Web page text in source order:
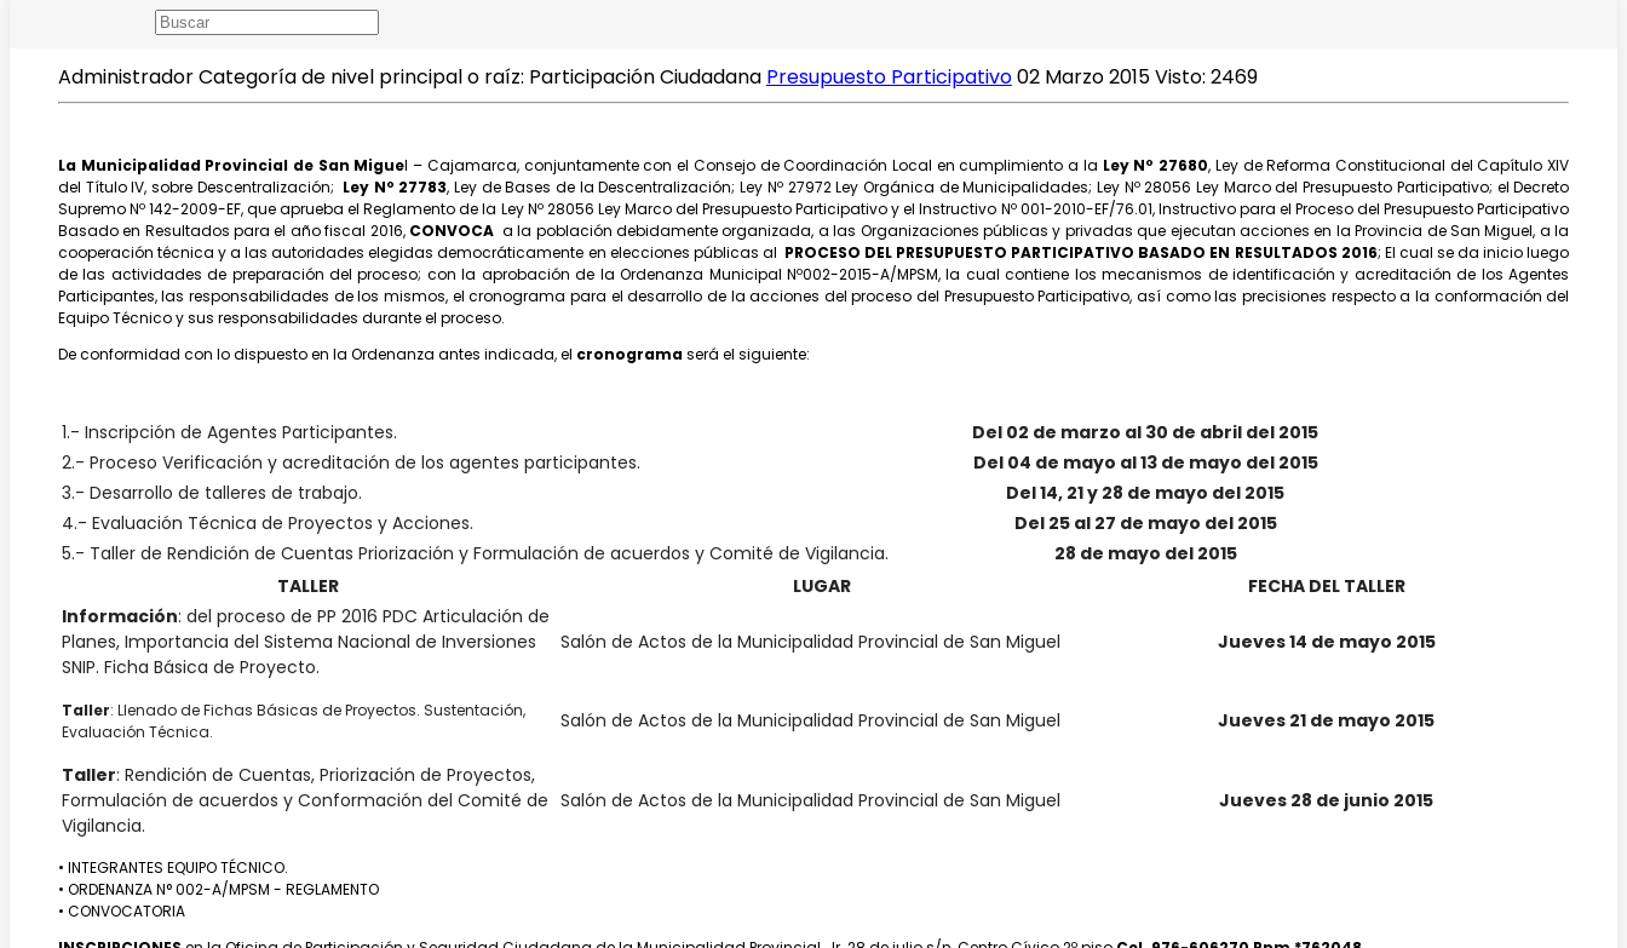
Presupuesto Participativo 2016
AdministradorCategoría de nivel principal o raíz: Participación Ciudadana Presupuesto Participativo02 Marzo 2015Visto: 2469
La Municipalidad Provincial de San Miguel – Cajamarca, conjuntamente con el Consejo de Coordinación Local en cumplimiento a la Ley Nº 27680, Ley de Reforma Constitucional del Capítulo XIV
del Título IV, sobre Descentralización; Ley Nº 27783, Ley de Bases de la Descentralización; Ley Nº 27972 Ley Orgánica de Municipalidades; Ley Nº 28056 Ley Marco del Presupuesto Participativo; el Decreto
Supremo Nº 142-2009-EF, que aprueba el Reglamento de la Ley Nº 28056 Ley Marco del Presupuesto Participativo y el Instructivo Nº 001-2010-EF/76.01, Instructivo para el Proceso del Presupuesto Participativo
Basado en Resultados para el año fiscal 2016, CONVOCA a la población debidamente organizada, a las Organizaciones públicas y privadas que ejecutan acciones en la Provincia de San Miguel, a la
cooperación técnica y a las autoridades elegidas democráticamente en elecciones públicas al PROCESO DEL PRESUPUESTO PARTICIPATIVO BASADO EN RESULTADOS 2016; El cual se da inicio luego
de las actividades de preparación del proceso; con la aprobación de la Ordenanza Municipal Nº002-2015-A/MPSM, la cual contiene los mecanismos de identificación y acreditación de los Agentes
Participantes, las responsabilidades de los mismos, el cronograma para el desarrollo de la acciones del proceso del Presupuesto Participativo, así como las precisiones respecto a la conformación del
Equipo Técnico y sus responsabilidades durante el proceso.
De conformidad con lo dispuesto en la Ordenanza antes indicada, el cronogramaserá el siguiente:
1.- Inscripción de Agentes Participantes.
Del 02 de marzo al 30 de abril del 2015
2.- Proceso Verificación y acreditación de los agentes participantes.
Del 04 de mayo al 13 de mayo del 2015
3.- Desarrollo de talleres de trabajo.
Del 14, 21 y 28 de mayo del 2015
4.- Evaluación Técnica de Proyectos y Acciones.
Del 25 al 27 de mayo del 2015
5.- Taller de Rendición de Cuentas Priorización y Formulación de acuerdos y Comité de Vigilancia.
28 de mayo del 2015
TALLER
LUGAR
FECHA DEL TALLER
Información: del proceso de PP 2016 PDC Articulación de
Planes, Importancia del Sistema Nacional de Inversiones
SNIP. Ficha Básica de Proyecto.
Salón de Actos de la Municipalidad Provincial de San Miguel Jueves 14 de mayo 2015
Taller: Llenado de Fichas Básicas de Proyectos. Sustentación,
Evaluación Técnica.
Salón de Actos de la Municipalidad Provincial de San Miguel Jueves 21 de mayo 2015
Taller: Rendición de Cuentas, Priorización de Proyectos,
Formulación de acuerdos y Conformación del Comité de
Vigilancia.
Salón de Actos de la Municipalidad Provincial de San Miguel Jueves 28 de junio 2015
• INTEGRANTES EQUIPO TÉCNICO.
• ORDENANZA N° 002-A/MPSM - REGLAMENTO
• CONVOCATORIA